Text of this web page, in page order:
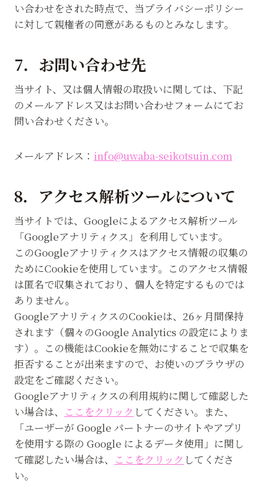
い合わせをされた時点で、当プライバシーポリシー
に対して親権者の同意があるものとみなします。
7．お問い合わせ先
当サイト、又は個人情報の取扱いに関しては、下記
のメールアドレス又はお問い合わせフォームにてお
問い合わせください。
メールアドレス： info@uwaba-seikotsuin.com
8．アクセス解析ツールについて
当サイトでは、Googleによるアクセス解析ツール
「Googleアナリティクス」を利用しています。
このGoogleアナリティクスはアクセス情報の収集の
ためにCookieを使用しています。このアクセス情報
は匿名で収集されており、個人を特定するものでは
ありません。
GoogleアナリティクスのCookieは、26ヶ月間保持
されます（個々のGoogle Analytics の設定によりま
す）。この機能はCookieを無効にすることで収集を
拒否することが出来ますので、お使いのブラウザの
設定をご確認ください。
Googleアナリティクスの利用規約に関して確認した
い場合は、 ここをクリック してください。また、
「ユーザーが Google パートナーのサイトやアプリ
を使用する際の Google によるデータ使用」に関し
て確認したい場合は、 ここをクリック してくださ
い。